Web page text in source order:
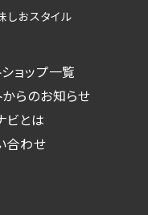
しおスタイル
ョップ一覧
からのお知らせ
ビとは
合わせ